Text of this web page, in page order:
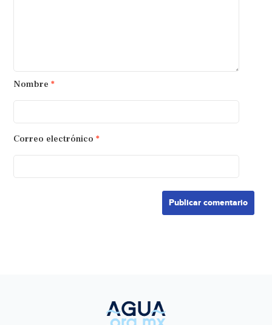
Nombre *
Correo electrónico *